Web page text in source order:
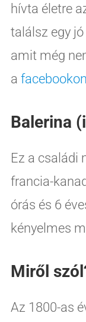
hívta életre
találsz egy
amit még
a facebookon
Balerina (
Ez a családi
francia-
órás és 6
kényelmes
Miről
Az 1800-as